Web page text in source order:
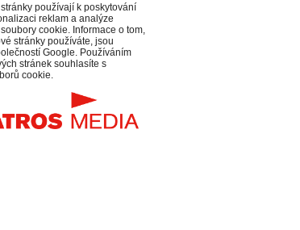
používají k poskytování
reklam a analýze
cookie. Informace o tom,
stránky používáte, jsou
Google. Používáním
stránek souhlasíte s
cookie.